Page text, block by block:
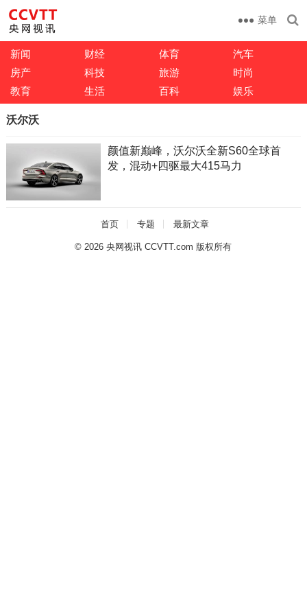
菜单
新闻 财经 体育
汽车
房产
科技 旅游
时尚
教育
生活 百科 娱乐
沃尔沃
颜值新巅峰，沃尔沃全新S60全球首
发，混动+四驱最大415马力
首页 专题 最新文章
© 2026央网视讯 CCVTT.com 版权所有